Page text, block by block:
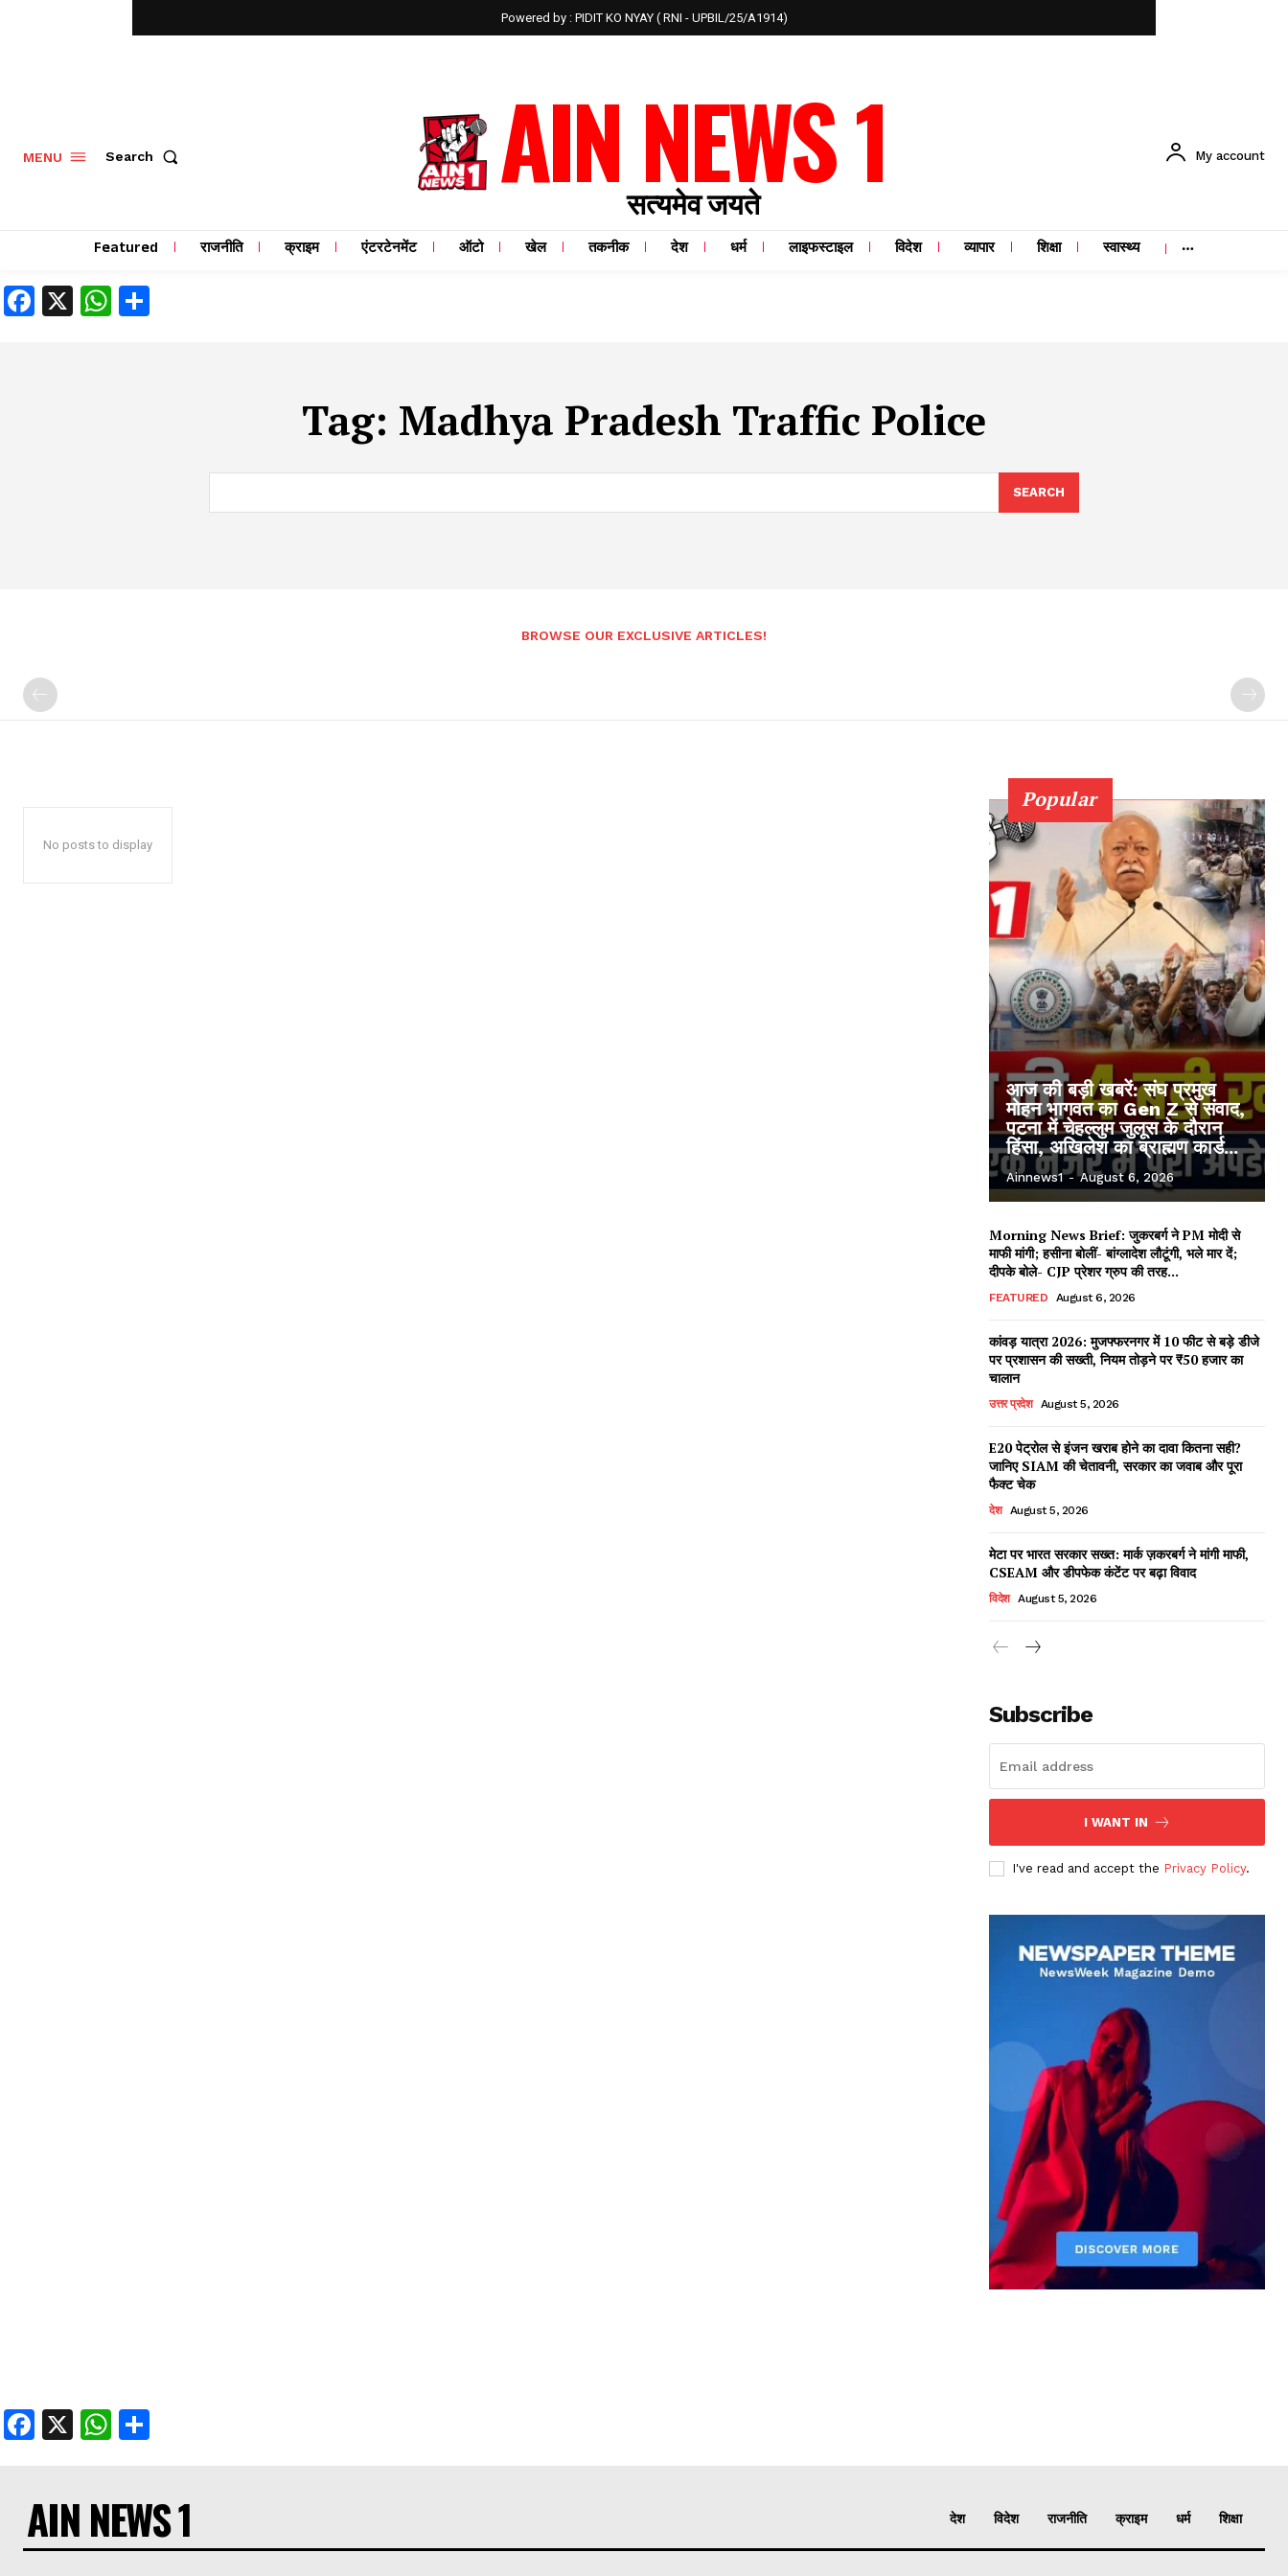
Powered by : PIDIT KO NYAY ( RNI - UPBIL/25/A1914)
MENU Search AIN NEWS 1
सत्यमेव जयते
My account
Featured राजनीति क्राइम एंटरटेनमेंट ऑटो खेल तकनीक देश धर्म लाइफस्टाइल विदेश व्यापार शिक्षा स्वास्थ्य
Facebook
X WhatsApp
Tag: Madhya Pradesh Traffic Police
SEARCH
BROWSE OUR EXCLUSIVE ARTICLES!
No posts to display
Popular
आज की बड़ी खबरें: संघ प्रमुख
मोहन भागवत का Gen Z से संवाद,
पटना में चेहल्लुम जुलूस के दौरान
हिंसा, अखिलेश का ब्राह्मण कार्ड...
Ainnews1 - August 6, 2026
Morning News Brief: जुकरबर्ग ने PM मोदी से
माफी मांगी; हसीना बोलीं- बांग्लादेश लौटूंगी, भले मार दें;
दीपके बोले- CJP प्रेशर ग्रुप की तरह...
FEATURED August 6, 2026
कांवड़ यात्रा 2026: मुजफ्फरनगर में 10 फीट से बड़े डीजे
पर प्रशासन की सख्ती, नियम तोड़ने पर ₹50 हजार का
चालान
उत्तर प्रदेश August 5, 2026
E20 पेट्रोल से इंजन खराब होने का दावा कितना सही?
जानिए SIAM की चेतावनी, सरकार का जवाब और पूरा
फैक्ट चेक
देश August 5, 2026
मेटा पर भारत सरकार सख्त: मार्क ज़करबर्ग ने मांगी माफी,
CSEAM और डीपफेक कंटेंट पर बढ़ा विवाद
विदेश August 5, 2026
Subscribe
I WANT IN
I've read and accept the Privacy Policy.
Facebook
X WhatsApp
AIN NEWS 1 देश विदेश राजनीति क्राइम धर्म शिक्षा